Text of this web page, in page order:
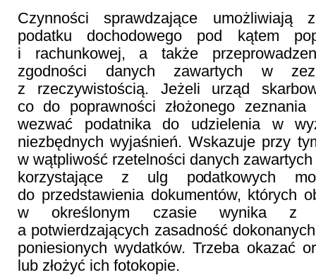
Czynności sprawdzające umożliwiają
podatku dochodowego pod kątem
i rachunkowej, a także
zgodności danych zawartych w
z rzeczywistością. Jeżeli urząd
co do poprawności złożonego zeznania
wezwać podatnika do udzielenia w
niezbędnych wyjaśnień. Wskazuje przy
w wątpliwość rzetelności danych
korzystające z ulg podatkowych
do przedstawienia dokumentów, których
w określonym czasie wynika z
a potwierdzających zasadność
poniesionych wydatków. Trzeba okazać
lub złożyć ich fotokopie.